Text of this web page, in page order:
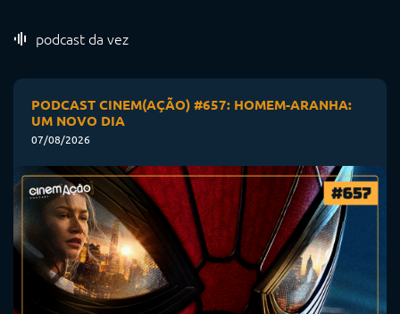
podcast da vez
PODCAST CINEM(AÇÃO) #657: HOMEM-ARANHA:
UM NOVO DIA
07/08/2026